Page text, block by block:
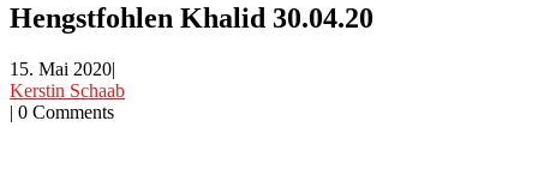
Hengstfohlen Khalid 30.04.20
15. Mai 2020|
Kerstin Schaab
| 0 Comments